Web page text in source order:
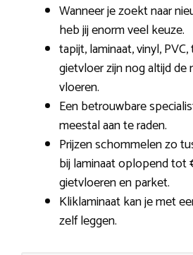
Wanneer je zoekt naar
heb jij enorm veel keuze.
tapijt, laminaat, vinyl,
gietvloer zijn nog altijd
vloeren.
Een betrouwbare
meestal aan te raden.
Prijzen schommelen zo
bij laminaat oplopend
gietvloeren en parket.
Kliklaminaat kan je met
zelf leggen.